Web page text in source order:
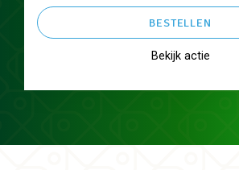
BESTELLEN
Bekijk actie